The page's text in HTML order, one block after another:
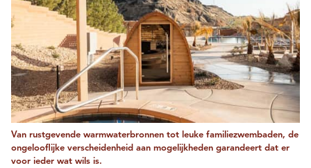
Van rustgevende warmwaterbronnen tot leuke familiezwembaden, de
ongelooflijke verscheidenheid aan mogelijkheden garandeert dat er
voor ieder wat wils is.